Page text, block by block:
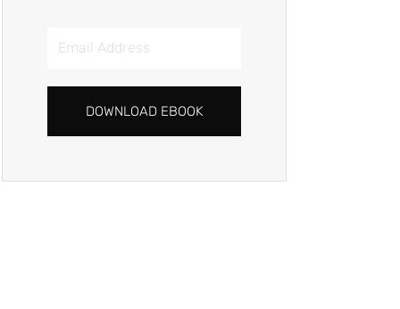
Email
DOWNLOAD EBOOK